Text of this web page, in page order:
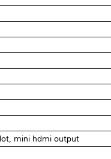
mini hdmi output